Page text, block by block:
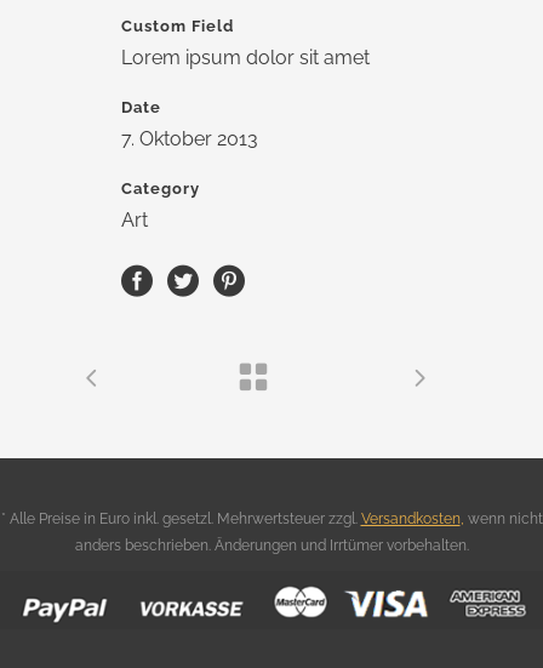
Custom Field
Lorem ipsum dolor sit amet
Date
7. Oktober 2013
Category
Art
* Alle Preise in Euro inkl. gesetzl. Mehrwertsteuer zzgl. Versandkosten, wenn nicht
anders beschrieben. Änderungen und Irrtümer vorbehalten.